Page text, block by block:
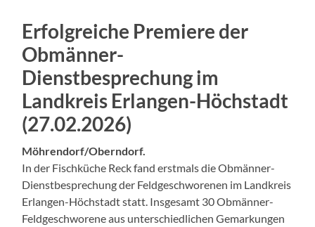
Erfolgreiche Premiere der
Obmänner-
Dienstbesprechung im
Landkreis Erlangen-Höchstadt
(27.02.2026)
Möhrendorf/Oberndorf.
In der Fischküche Reck fand erstmals die Obmänner-
Dienstbesprechung der Feldgeschworenen im Landkreis
Erlangen-Höchstadt statt. Insgesamt 30 Obmänner-
Feldgeschworene aus unterschiedlichen Gemarkungen